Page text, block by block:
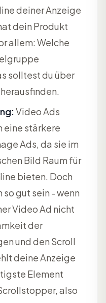
deiner Anzeige
dein Produkt
allem: Welche
solltest du über
Video Ads
eine stärkere
Ads, da sie im
Bild Raum für
bieten. Doch
gut sein - wenn
Video Ad nicht
der
und den Scroll
deine Anzeige
Element
also